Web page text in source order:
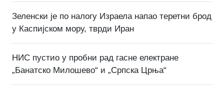
Зеленски је по налогу Израела напао теретни брод
у Каспијском мору, тврди Иран
НИС пустио у пробни рад гасне електране
„Банатско Милошево“ и „Српска Црња“